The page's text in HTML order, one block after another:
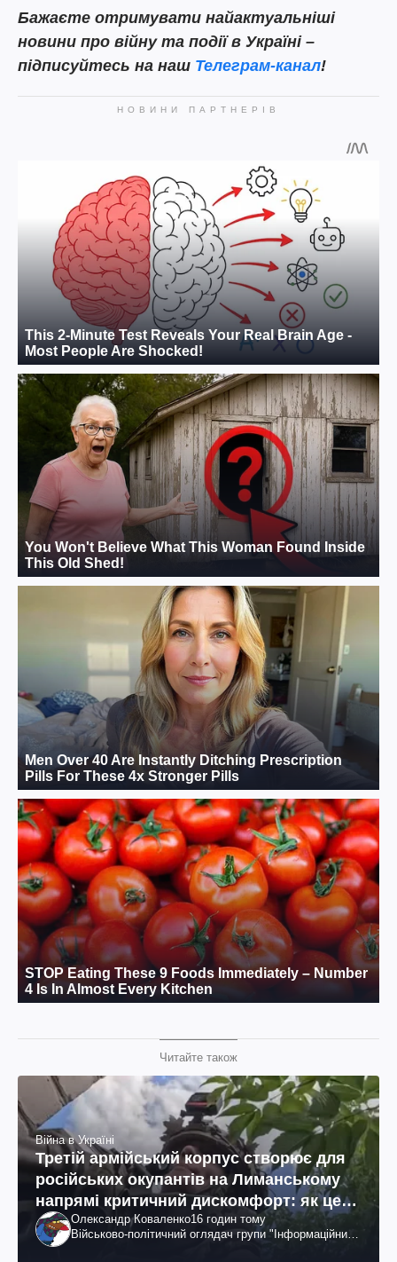
Бажаєте отримувати найактуальніші
новини про війну та події в Україні –
підписуйтесь на наш Телеграм-канал!
Читайте також
Війна в Україні
Третій армійський корпус створює для
російських окупантів на Лиманському
напрямі критичний дискомфорт: як це
вдалосяОлександр Коваленко16 годин тому
Військово-політичний оглядач групи "Інформаційний